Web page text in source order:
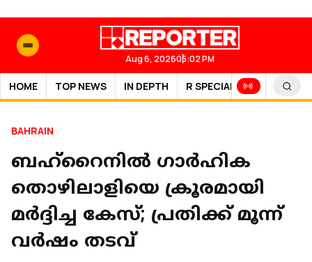
Aug 6, 202605:02 PM
HOME TOP NEWS IN DEPTH R SPECIAL SPORTS
BAHRAIN
ബഹ്റൈനില്‍ ഗാര്‍ഹിക
തൊഴിലാളിയെ ക്രൂരമായി
മര്‍ദ്ദിച്ച കേസ്; പ്രതിക്ക് മൂന്ന്
വർഷം തടവ്